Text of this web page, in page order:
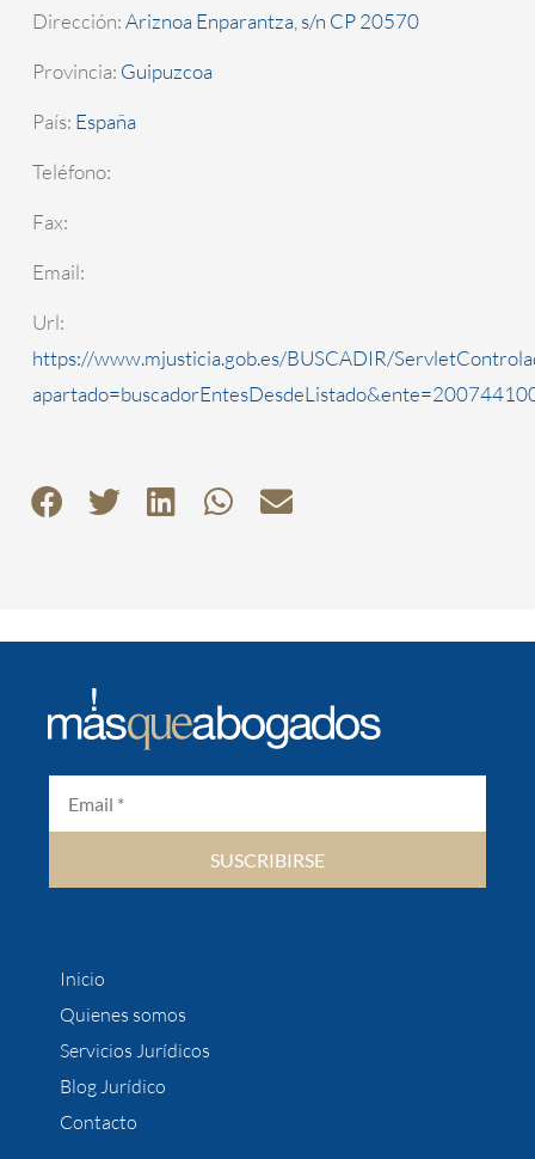
Dirección:Ariznoa Enparantza, s/n CP 20570
Provincia: Guipuzcoa
País: España
Teléfono:
Fax:
Email:
Url:
https://www.mjusticia.gob.es/BUSCADIR/
SUSCRIBIRSE
Inicio
Quienes somos
Servicios Jurídicos
Blog Jurídico
Contacto